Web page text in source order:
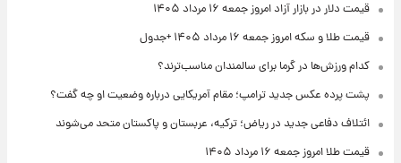
قیمت دلار در بازار آزاد امروز جمعه ۱۶ مرداد ۱۴۰۵
قیمت طلا و سکه امروز جمعه ۱۶ مرداد ۱۴۰۵ +جدول
کدام ورزش‌ها در گرما برای سالمندان مناسب‌ترند؟
پشت پرده عکس جدید ترامپ؛ مقام آمریکایی درباره وضعیت او چه گفت؟
ائتلاف دفاعی جدید در ریاض؛ ترکیه، عربستان و پاکستان متحد می‌شوند
قیمت طلا امروز جمعه ۱۶ مرداد ۱۴۰۵